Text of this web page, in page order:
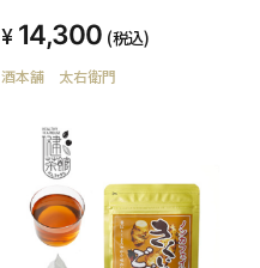
14,300 (税込)
酒本舗 太右衛門